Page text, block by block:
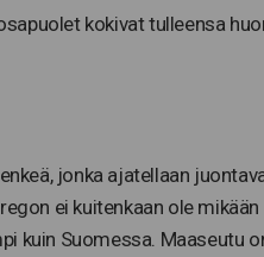
kokivat tulleensa
jonka ajatellaan
ei kuitenkaan ole
kuin Suomessa. Maaseutu